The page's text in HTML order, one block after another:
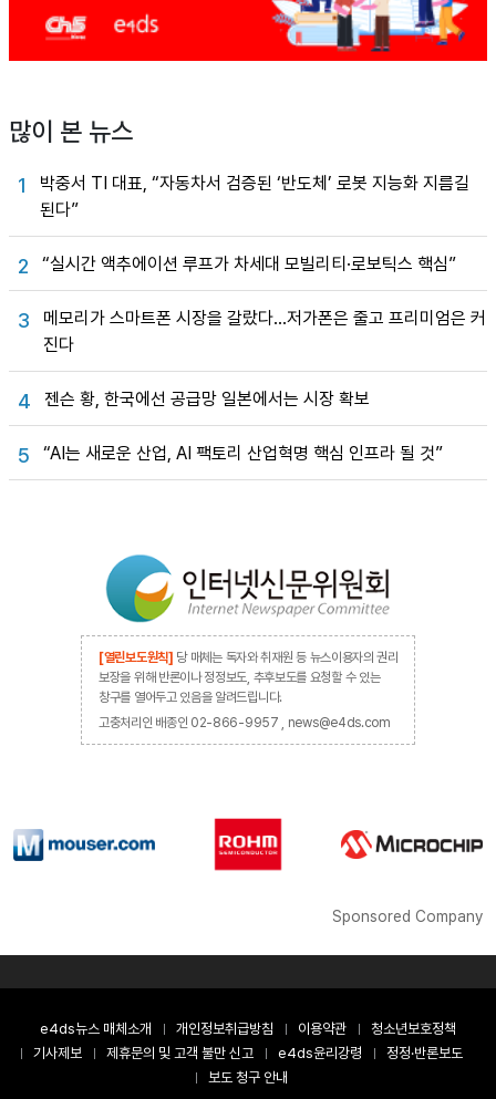
많이 본 뉴스
1
박중서 TI 대표, “자동차서 검증된 ‘반도체’ 로봇 지능화 지름길
된다”
2 “실시간 액추에이션 루프가 차세대 모빌리티·로보틱스 핵심”
3
메모리가 스마트폰 시장을 갈랐다…저가폰은 줄고 프리미엄은 커
진다
4 젠슨 황, 한국에선 공급망 일본에서는 시장 확보
5 “AI는 새로운 산업, AI 팩토리 산업혁명 핵심 인프라 될 것”
[열린보도원칙] 당 매체는 독자와 취재원 등 뉴스이용자의 권리
보장을 위해 반론이나 정정보도, 추후보도를 요청할 수 있는
창구를 열어두고 있음을 알려드립니다.
고충처리인 배종인 02-866-9957 , news@e4ds.com
Sponsored Company
e4ds뉴스 매체소개 개인정보취급방침 이용약관
청소년보호정책
기사제보
제휴문의 및 고객 불만 신고 e4ds윤리강령
정정·반론보도
보도 청구 안내